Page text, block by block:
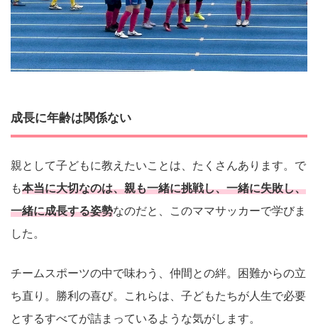
成長に年齢は関係ない
親として子どもに教えたいことは、たくさんあります。で
も本当に大切なのは、親も一緒に挑戦し、一緒に失敗し、
一緒に成長する姿勢なのだと、このママサッカーで学びま
した。
チームスポーツの中で味わう、仲間との絆。困難からの立
ち直り。勝利の喜び。これらは、子どもたちが人生で必要
とするすべてが詰まっているような気がします。